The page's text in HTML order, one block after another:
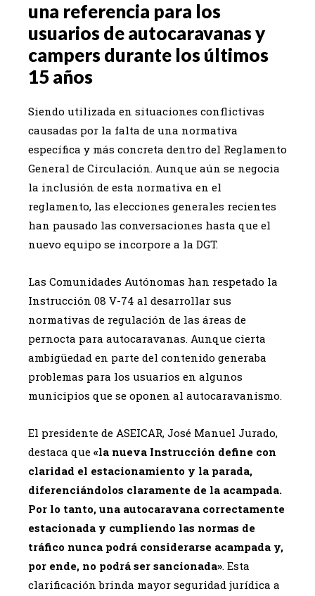
una referencia para los
usuarios de autocaravanas y
campers durante los últimos
15 años
Siendo utilizada en situaciones conflictivas
causadas por la falta de una normativa
específica y más concreta dentro del Reglamento
General de Circulación. Aunque aún se negocia
la inclusión de esta normativa en el
reglamento, las elecciones generales recientes
han pausado las conversaciones hasta que el
nuevo equipo se incorpore a la DGT.
Las Comunidades Autónomas han respetado la
Instrucción 08 V-74 al desarrollar sus
normativas de regulación de las áreas de
pernocta para autocaravanas. Aunque cierta
ambigüedad en parte del contenido generaba
problemas para los usuarios en algunos
municipios que se oponen al autocaravanismo.
El presidente de ASEICAR, José Manuel Jurado,
destaca que «la nueva Instrucción define con
claridad el estacionamiento y la parada,
diferenciándolos claramente de la acampada.
Por lo tanto, una autocaravana correctamente
estacionada y cumpliendo las normas de
tráfico nunca podrá considerarse acampada y,
por ende, no podrá ser sancionada». Esta
clarificación brinda mayor seguridad jurídica a